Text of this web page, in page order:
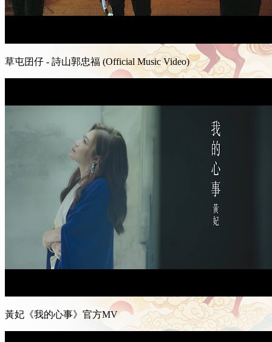
草屯囝仔​ - 詩山郭忠福 (Official Music Video)
黃妃《我的心事》官方MV